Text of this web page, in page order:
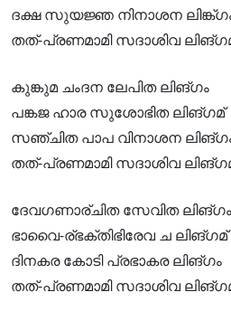
ദക്ഷ സുയജ്ഞ നിനാശന
തത്-പ്രണമാമി സദാശിവ
കുങ്കുമ ചംദന ലേപിത ലിങ്ഗം
പങ്കജ ഹാര സുശോഭിത ലിങ്ഗമ്
സഞ്ചിത പാപ വിനാശന
തത്-പ്രണമാമി സദാശിവ
ദേവഗണാര്ചിത സേവിത ലിങ്ഗം
ഭാവൈ-ര്ഭക്തിഭിരേവ ച ലിങ്ഗമ്
ദിനകര കോടി പ്രഭാകര ലിങ്ഗം
തത്-പ്രണമാമി സദാശിവ